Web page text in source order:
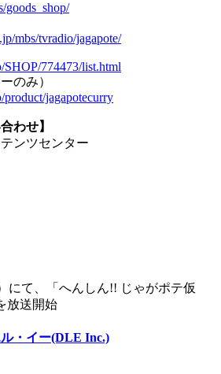
goods_shop/
mbs/tvradio/jagapote/
774473/list.html
のみ）
jagapotecurry
わせ】
ンツセンター
にて、「へんしん!! じゃがポテ仮
放送開始